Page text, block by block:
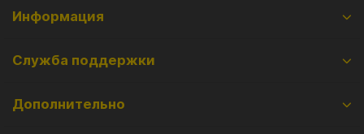
Информация
Служба поддержки
Дополнительно